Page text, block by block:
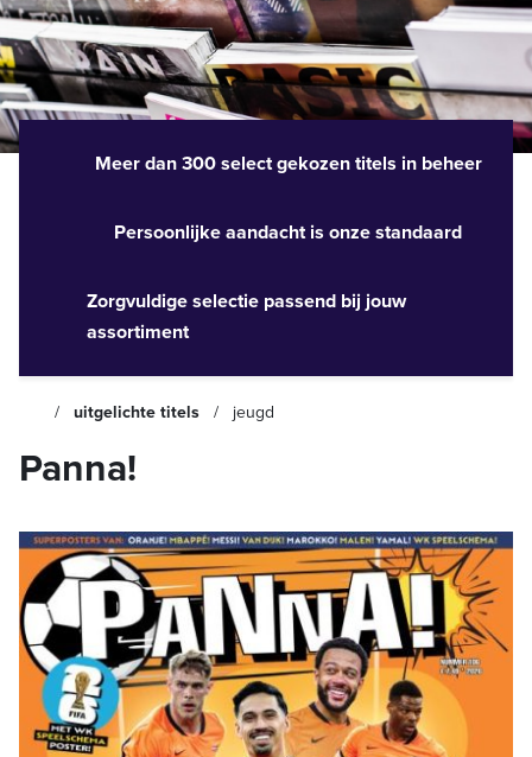
Meer dan 300 select gekozen titels in beheer
Persoonlijke aandacht is onze standaard
Zorgvuldige selectie passend bij jouw
assortiment
uitgelichte titels jeugd
Panna!